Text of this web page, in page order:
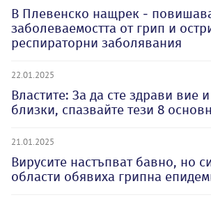
В Плевенско нащрек -
заболеваемостта от грип и
респираторни заболявания
22.01.2025
Властите: За да сте здрави вие
близки, спазвайте тези 8
21.01.2025
Вирусите настъпват бавно, но
области обявиха грипна